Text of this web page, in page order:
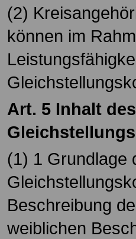
(2)
können im
Art. 5 Inhalt des
(1) 1 Grundlage
Beschreibung
weiblichen